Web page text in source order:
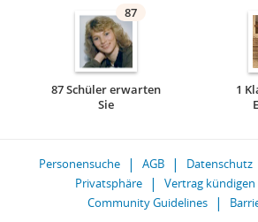
87
87 Schüler erwarten
Sie
1
Personensuche AGB Datenschutz
Privatsphäre
Vertrag kündigen
Community Guidelines